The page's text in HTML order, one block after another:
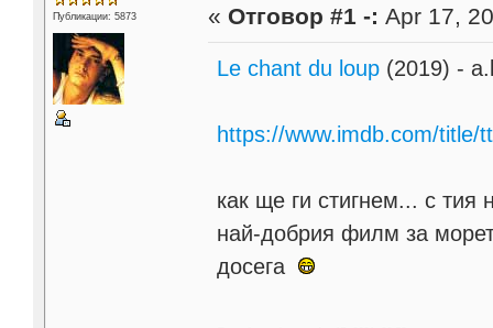
Публикации: 5873 « Отговор #1 -: Apr 17,
Le chant du loup (2019) -
https://www.imdb.com/title/
как ще ги стигнем... с тия
най-добрия филм за
досега